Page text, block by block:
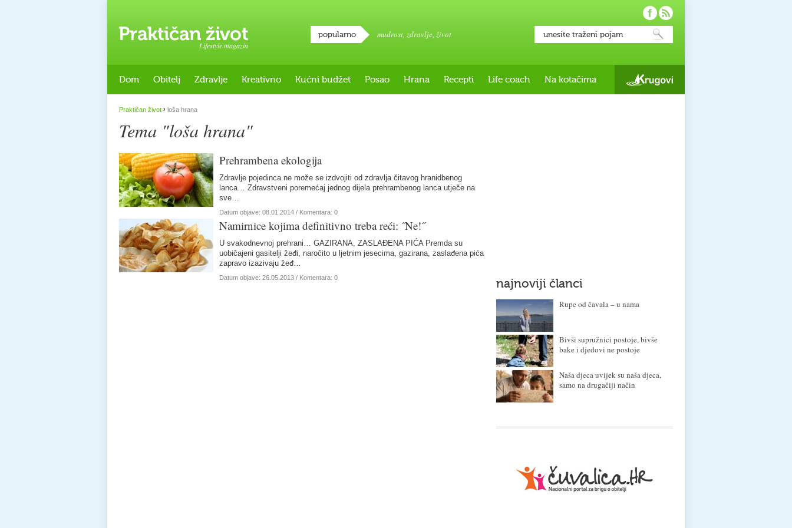
Lifestyle magazin
popularno mudrost, zdravlje, život
Dom Obitelj Zdravlje Kreativno Kućni budžet Posao Hrana Recepti Life coach Na kotačima
Praktičan život › loša hrana
Tema "loša hrana"
Prehrambena ekologija
Zdravlje pojedinca ne može se izdvojiti od zdravlja čitavog hranidbenog
lanca… Zdravstveni poremećaj jednog dijela prehrambenog lanca utječe na
sve…
Datum objave: 08.01.2014 / Komentara: 0
Namirnice kojima definitivno treba reći: ˝Ne!˝
U svakodnevnoj prehrani… GAZIRANA, ZASLAĐENA PIĆA Premda su
uobičajeni gasitelji žeđi, naročito u ljetnim jesecima, gazirana, zaslađena pića
zapravo izazivaju žeđ…
Datum objave: 26.05.2013 / Komentara: 0 najnoviji članci
Rupe od čavala – u nama
Bivši supružnici postoje, bivše
bake i djedovi ne postoje
Naša djeca uvijek su naša djeca,
samo na drugačiji način